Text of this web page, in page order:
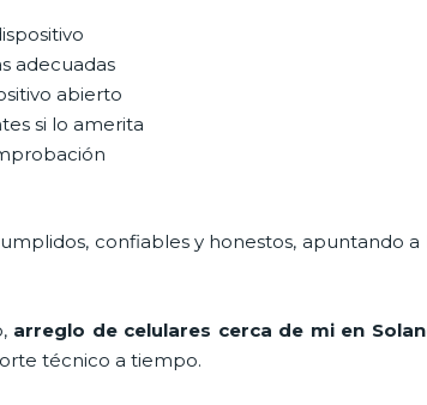
adecuadas
abierto
si lo amerita
confiables y honestos, apuntando
arreglo de celulares cerca de mien
técnico a tiempo.